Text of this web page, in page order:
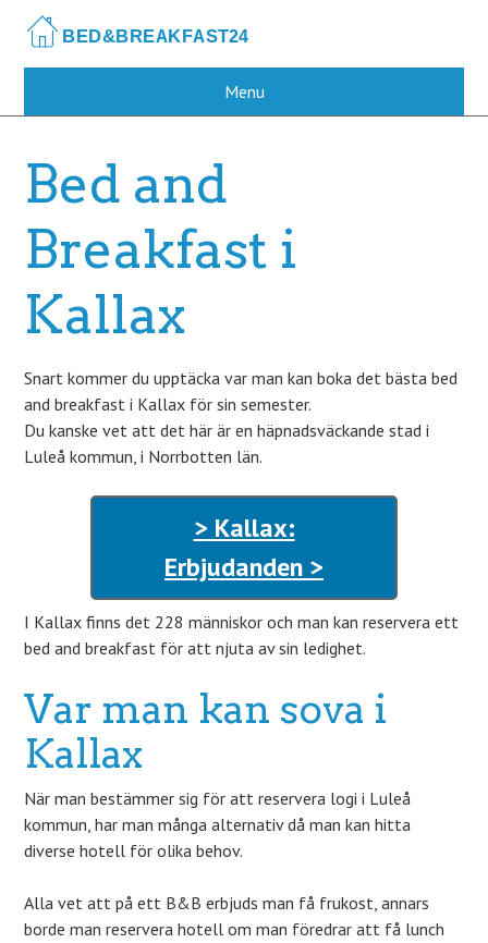
main
Menu
Bed and
Breakfast i
Kallax
Snart kommer du upptäcka var man kan boka det bästa bed
and breakfast i Kallax för sin semester.
Du kanske vet att det här är en häpnadsväckande stad i
Luleå kommun, i Norrbotten län.
> Kallax:
Erbjudanden >
I Kallax finns det 228 människor och man kan reservera ett
bed and breakfast för att njuta av sin ledighet.
Var man kan sova i
Kallax
När man bestämmer sig för att reservera logi i Luleå
kommun, har man många alternativ då man kan hitta
diverse hotell för olika behov.
Alla vet att på ett B&B erbjuds man få frukost, annars
borde man reservera hotell om man föredrar att få lunch